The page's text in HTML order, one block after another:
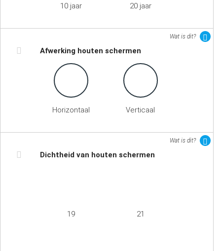
10 jaar
20 jaar
Wat is dit?
Afwerking houten schermen
Horizontaal Verticaal
Wat is dit?
Dichtheid van houten schermen
19 21